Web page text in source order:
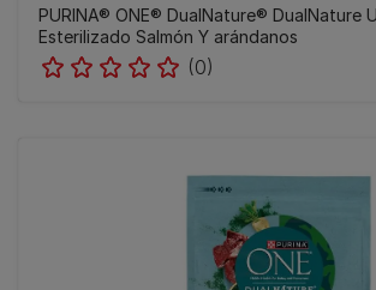
PURINA® ONE® DualNature® DualNature
Esterilizado Salmón Y arándanos
(0)